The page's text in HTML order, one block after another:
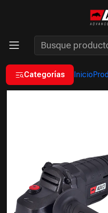
Categorías Inicio
ENVÍOS GRATIS A PARTIR
ATENCIÓN: LUN. A VIÉ. DE 7
Inicio A BATERÍA